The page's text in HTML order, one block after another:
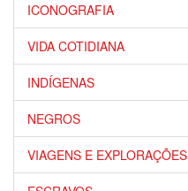
ICONOGRAFIA
VIDA COTIDIANA
INDÍGENAS
NEGROS
VIAGENS E EXPLORAÇÕES